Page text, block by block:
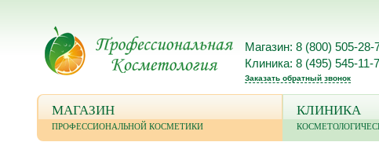
Магазин: 8 (800) 505-28-
Клиника: 8 (495) 545-11-
Заказать обратный звонок
МАГАЗИН
ПРОФЕССИОНАЛЬНОЙ КОСМЕТИКИ
КЛИНИКА